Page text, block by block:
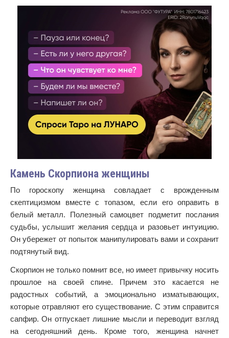
Камень Скорпиона женщины
По гороскопу женщина совладает с врожденным
скептицизмом вместе с топазом, если его оправить в
белый металл. Полезный самоцвет подметит послания
судьбы, услышит желания сердца и разовьет интуицию.
Он убережет от попыток манипулировать вами и сохранит
подтянутый вид.
Скорпион не только помнит все, но имеет привычку носить
прошлое на своей спине. Причем это касается не
радостных событий, а эмоционально изматывающих,
которые отравляют его существование. С этим справится
сапфир. Он отпускает лишние мысли и переводит взгляд
на сегодняшний день. Кроме того, женщина начнет